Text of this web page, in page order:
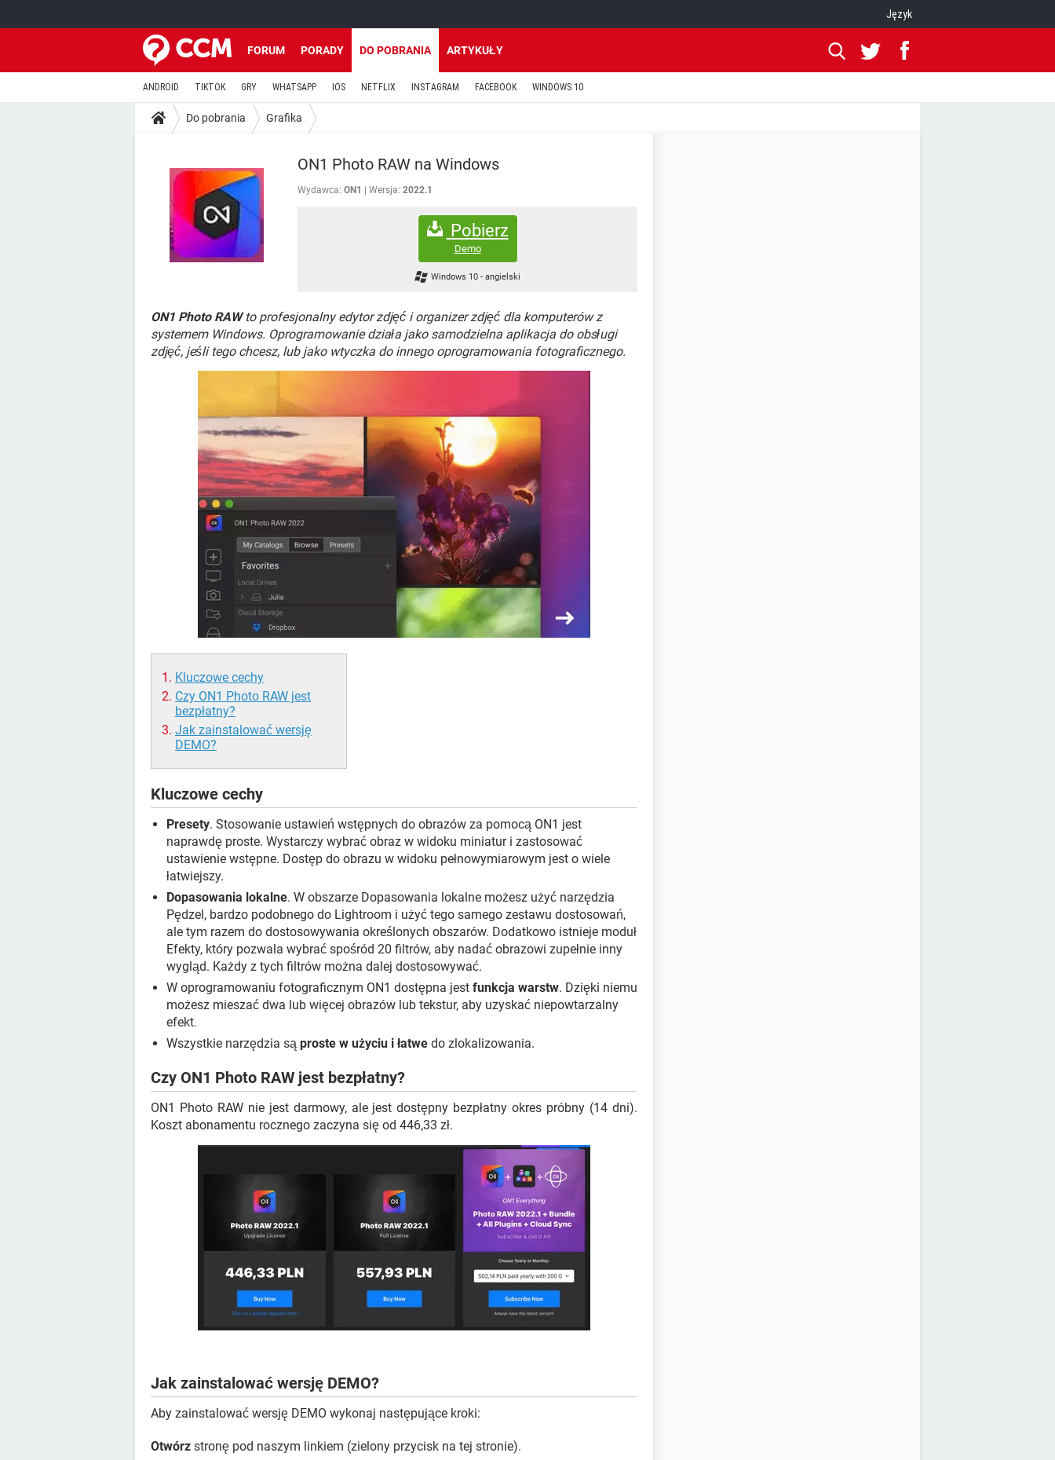
Język
FORUM PORADY DO POBRANIA ARTYKUŁY
ANDROID TIKTOK GRY WHATSAPP IOS NETFLIX INSTAGRAM FACEBOOK WINDOWS 10
Do pobrania Grafika
ON1 Photo RAW na Windows
Wydawca: ON1 Wersja: 2022.1
Pobierz
Demo
Windows 10 - angielski
ON1 Photo RAWto profesjonalny edytor zdjęć i organizer zdjęć dla komputerów z
systemem Windows. Oprogramowanie działa jako samodzielna aplikacja do obsługi
zdjęć, jeśli tego chcesz, lub jako wtyczka do innego oprogramowania fotograficznego.
Kluczowe cechy
Czy ON1 Photo RAW jest
bezpłatny?
Jak zainstalować wersję
DEMO?
Kluczowe cechy
Presety. Stosowanie ustawień wstępnych do obrazów za pomocą ON1 jest
naprawdę proste. Wystarczy wybrać obraz w widoku miniatur i zastosować
ustawienie wstępne. Dostęp do obrazu w widoku pełnowymiarowym jest o wiele
łatwiejszy.
Dopasowania lokalne. W obszarze Dopasowania lokalne możesz użyć narzędzia
Pędzel, bardzo podobnego do Lightroom i użyć tego samego zestawu dostosowań,
ale tym razem do dostosowywania określonych obszarów. Dodatkowo istnieje moduł
Efekty, który pozwala wybrać spośród 20 filtrów, aby nadać obrazowi zupełnie inny
wygląd. Każdy z tych filtrów można dalej dostosowywać.
W oprogramowaniu fotograficznym ON1 dostępna jest funkcja warstw. Dzięki niemu
możesz mieszać dwa lub więcej obrazów lub tekstur, aby uzyskać niepowtarzalny
efekt.
Wszystkie narzędzia są proste w użyciu i łatwe do zlokalizowania.
Czy ON1 Photo RAW jest bezpłatny?
ON1 Photo RAW nie jest darmowy, ale jest dostępny bezpłatny okres próbny (14 dni).
Koszt abonamentu rocznego zaczyna się od 446,33 zł.
Jak zainstalować wersję DEMO?
Aby zainstalować wersję DEMO wykonaj następujące kroki:
Otwórz stronę pod naszym linkiem (zielony przycisk na tej stronie).